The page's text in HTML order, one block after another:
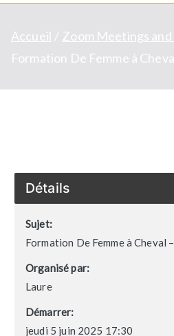
Accueil
Zoom Meetings
Formation De Femme à
Détails
Sujet:
Formation De Femme à Cheval
Organisé par:
Laure
Démarrer:
jeudi 5 juin 2025 17:30